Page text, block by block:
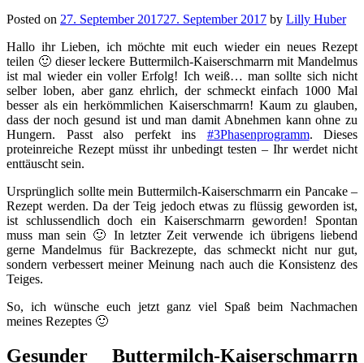
Posted on 27. September 201727. September 2017 by Lilly Huber
Hallo ihr Lieben, ich möchte mit euch wieder ein neues Rezept
teilen 🙂 dieser leckere Buttermilch-Kaiserschmarrn mit Mandelmus
ist mal wieder ein voller Erfolg! Ich weiß… man sollte sich nicht
selber loben, aber ganz ehrlich, der schmeckt einfach 1000 Mal
besser als ein herkömmlichen Kaiserschmarrn! Kaum zu glauben,
dass der noch gesund ist und man damit Abnehmen kann ohne zu
Hungern. Passt also perfekt ins #3Phasenprogramm. Dieses
proteinreiche Rezept müsst ihr unbedingt testen – Ihr werdet nicht
enttäuscht sein.
Ursprünglich sollte mein Buttermilch-Kaiserschmarrn ein Pancake –
Rezept werden. Da der Teig jedoch etwas zu flüssig geworden ist,
ist schlussendlich doch ein Kaiserschmarrn geworden! Spontan
muss man sein 🙂 In letzter Zeit verwende ich übrigens liebend
gerne Mandelmus für Backrezepte, das schmeckt nicht nur gut,
sondern verbessert meiner Meinung nach auch die Konsistenz des
Teiges.
So, ich wünsche euch jetzt ganz viel Spaß beim Nachmachen
meines Rezeptes 🙂
Gesunder Buttermilch-Kaiserschmarrn